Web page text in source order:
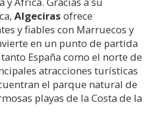
Algeciras ofrece
y fiables con Marruecos y
en un punto de partida
España como el norte de
atracciones turísticas
el parque natural de
playas de la Costa de la